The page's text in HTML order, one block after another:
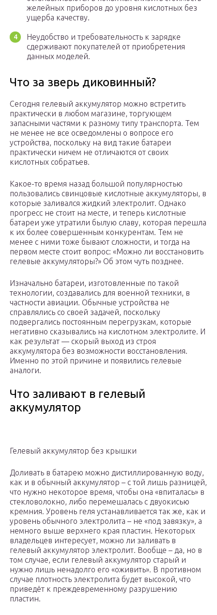
желейных приборов до уровня кислотных без
ущерба качеству.
Неудобство и требовательность к зарядке
сдерживают покупателей от приобретения
данных моделей.
Что за зверь диковинный?
Сегодня гелевый аккумулятор можно встретить
практически в любом магазине, торгующем
запасными частями к разному типу транспорта. Тем
не менее не все осведомлены о вопросе его
устройства, поскольку на вид такие батареи
практически ничем не отличаются от своих
кислотных собратьев.
Какое-то время назад большой популярностью
пользовались свинцовые кислотные аккумуляторы, в
которые заливался жидкий электролит. Однако
прогресс не стоит на месте, и теперь кислотные
батареи уже утратили былую славу, которая перешла
к их более совершенным конкурентам. Тем не
менее с ними тоже бывают сложности, и тогда на
первом месте стоит вопрос: «Можно ли восстановить
гелевые аккумуляторы?» Об этом чуть позднее.
Изначально батареи, изготовленные по такой
технологии, создавались для военной техники, в
частности авиации. Обычные устройства не
справлялись со своей задачей, поскольку
подвергались постоянным перегрузкам, которые
негативно сказывались на кислотном электролите. И
как результат — скорый выход из строя
аккумулятора без возможности восстановления.
Именно по этой причине и появились гелевые
аналоги.
Что заливают в гелевый
аккумулятор
Гелевый аккумулятор без крышки
Доливать в батарею можно дистиллированную воду,
как и в обычный аккумулятор – с той лишь разницей,
что нужно некоторое время, чтобы она «впиталась» в
стекловолокно, либо перемешалась с двуокисью
кремния. Уровень геля устанавливается так же, как и
уровень обычного электролита – не «под завязку», а
немного выше верхнего края пластин. Некоторых
владельцев интересует, можно ли заливать в
гелевый аккумулятор электролит. Вообще – да, но в
том случае, если гелевый аккумулятор старый и
нужно лишь ненадолго его «оживить». В противном
случае плотность электролита будет высокой, что
приведёт к преждевременному разрушению
пластин.